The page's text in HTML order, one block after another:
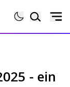
- ein